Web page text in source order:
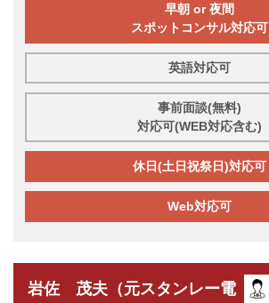
早朝 or 夜間
スポットコンサル対応可
英語対応可
事前面談(無料)
対応可(WEB対応含む)
休日(土日祝祭日)対応可
Web対応可
岩佐 茂夫（元スタンレー電